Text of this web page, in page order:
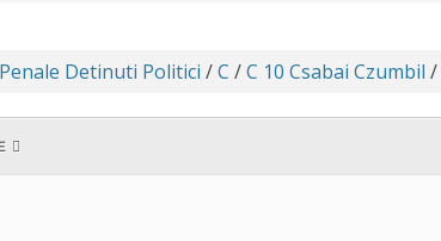
Detinuti Politici /C /C 10 Csabai Czumbil /